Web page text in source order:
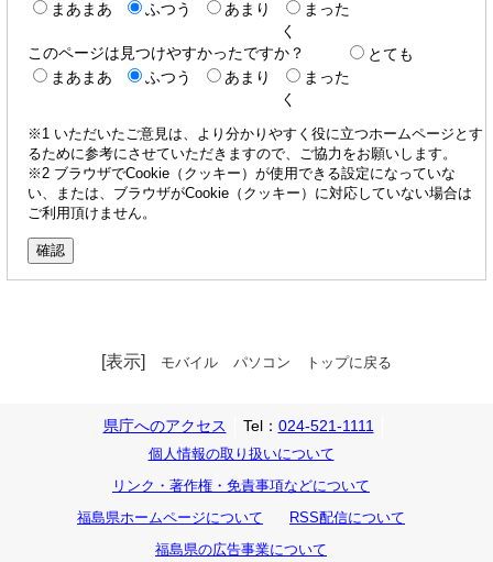
まあまあ
ふつう あまり
まった
く
このページは見つけやすかったですか？
とても
まあまあ
ふつう あまり
まった
く
※1 いただいたご意見は、より分かりやすく役に立つホームページとす
るために参考にさせていただきますので、ご協力をお願いします。
※2 ブラウザでCookie（クッキー）が使用できる設定になっていな
い、または、ブラウザがCookie（クッキー）に対応していない場合は
ご利用頂けません。
[表示] モバイル パソコン トップに戻る
県庁へのアクセス Tel： 024-521-1111
個人情報の取り扱いについて
リンク・著作権・免責事項などについて
福島県ホームページについて
RSS配信について
福島県の広告事業について